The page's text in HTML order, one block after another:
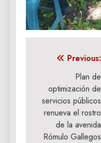
Navegación
entradas
Previous:
Plan de
optimización de
servicios públicos
renueva el rostro
de la avenida
Rómulo Gallegos